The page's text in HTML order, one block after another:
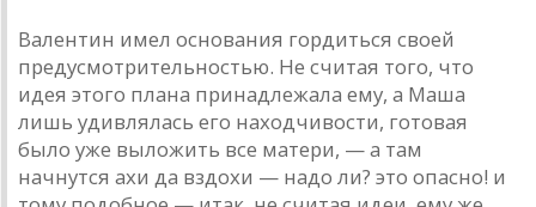
Валентин имел основания гордиться своей
предусмотрительностью. Не считая того, что
идея этого плана принадлежала ему, а Маша
лишь удивлялась его находчивости, готовая
было уже выложить все матери, — а там
начнутся ахи да вздохи — надо ли? это опасно! и